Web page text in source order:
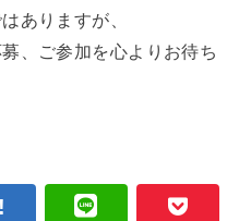
ありますが、
、ご参加を心よりお待ち